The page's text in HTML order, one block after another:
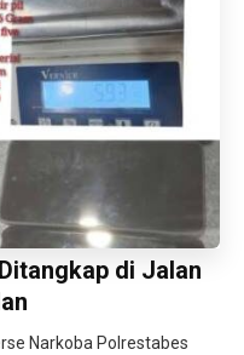
di Jalan
Narkoba Polrestabes